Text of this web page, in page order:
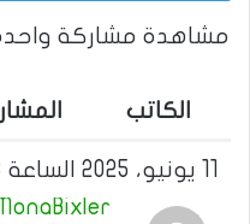
مشاهدة مشاركة
الكاتب